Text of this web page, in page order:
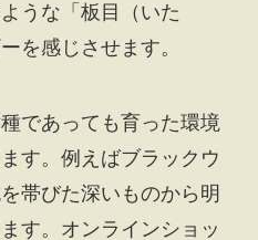
うな「板目（いた
を感じさせます。
であっても育った環境
す。例えばブラックウ
帯びた深いものから明
す。オンラインショッ